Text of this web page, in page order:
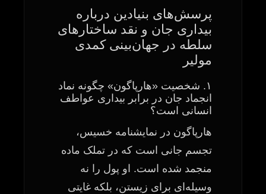
پرسش‌های بنیادین درباره
بیداری جان و نقد ساختارهای
سلطه در جهان‌بینی کمدی
مولیر
۱. شخصیت «هارپاگون» چگونه نماد
انجماد جان در برابر بیداری عواطف
انسانی است؟
هارپاگون در نمایشنامه خسیس،
تجسم جانی است که در تملک ماده
منجمد شده است. او پول را نه
وسیله‌ای برای زیستن، بلکه غایتی